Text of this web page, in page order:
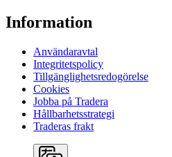
Information
Användaravtal
Integritetspolicy
Tillgänglighetsredogörelse
Cookies
Jobba på Tradera
Hållbarhetsstrategi
Traderas frakt